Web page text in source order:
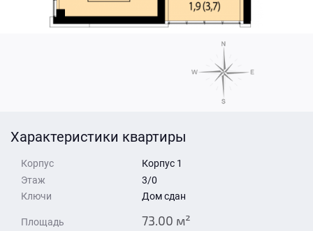
Характеристики квартиры
Корпус
Корпус 1
Этаж
3/0
Ключи
Дом сдан
Площадь 73.00 м²
Стоимость квартиры
Время для звонка
Время для звонка
Отправить